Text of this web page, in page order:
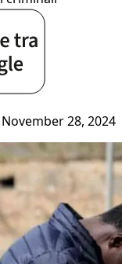
November 28, 2024